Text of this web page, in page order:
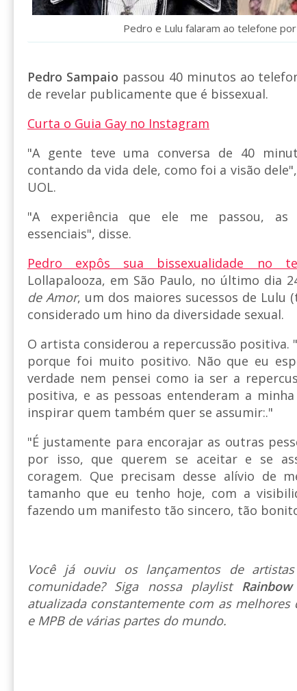
Pedro e Lulu falaram ao telefone
Pedro Sampaio passou 40 minutos ao
de revelar publicamente que é bissexual.
Curta o Guia Gay no Instagram
"A gente teve uma conversa de 40
contando da vida dele, como foi a visão
UOL.
"A experiência que ele me passou, as
essenciais", disse.
Pedro expôs sua bissexualidade no
Lollapalooza, em São Paulo, no último dia
de Amor, um dos maiores sucessos de Lulu
considerado um hino da diversidade sexual.
O artista considerou a repercussão positiva.
porque foi muito positivo. Não que eu
verdade nem pensei como ia ser a
positiva, e as pessoas entenderam a
inspirar quem também quer se assumir:."
"É justamente para encorajar as outras
por isso, que querem se aceitar e se
coragem. Que precisam desse alívio de
tamanho que eu tenho hoje, com a
fazendo um manifesto tão sincero, tão
Você já ouviu os lançamentos de
comunidade? Siga nossa playlist
atualizada constantemente com as
e MPB de várias partes do mundo.